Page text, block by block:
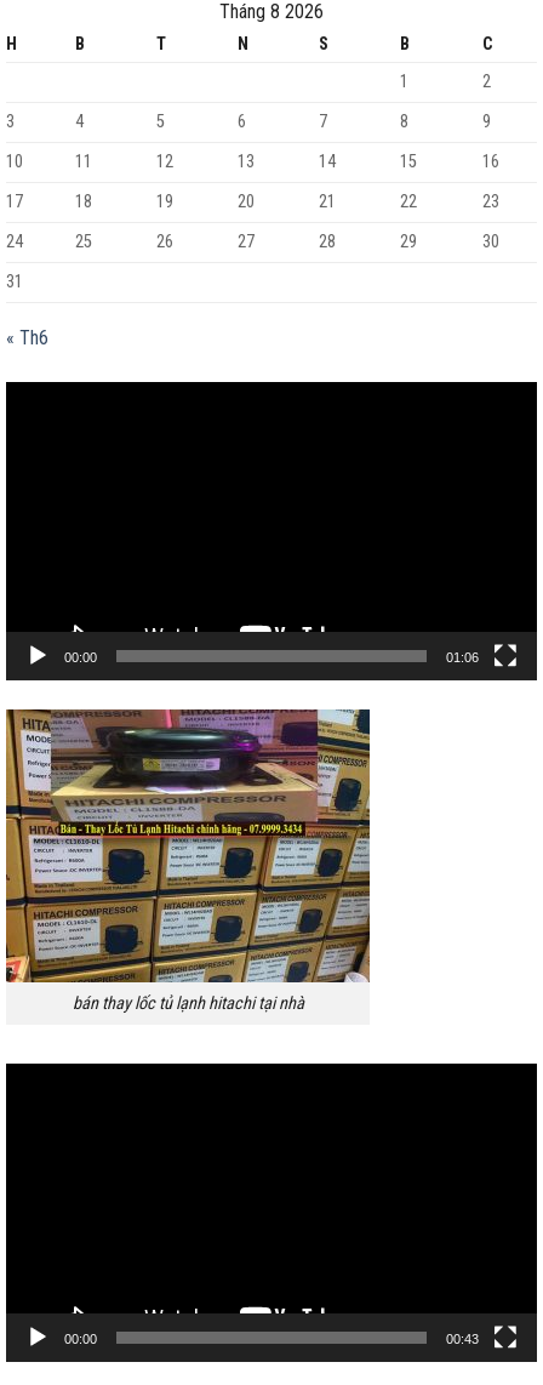
Tháng 8 2026
H B T N S B
C
1
2
3
4 5 6 7 8
9
10
11 12 13 14 15
16
17
18 19 20 21 22
23
24
25 26 27 28 29
30
31
« Th6
00:00 01:06
bán thay lốc tủ lạnh hitachi tại nhà
00:00 00:43